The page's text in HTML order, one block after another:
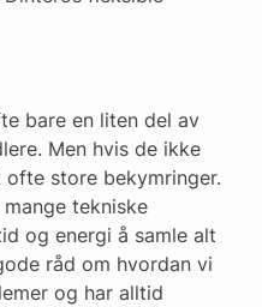
bare en liten del av
Men hvis de ikke
store bekymringer.
tekniske
og energi å samle alt
råd om hvordan vi
og har alltid